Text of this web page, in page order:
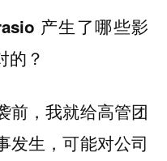
产生了哪些影
的？
前，我就给高管团
发生，可能对公司